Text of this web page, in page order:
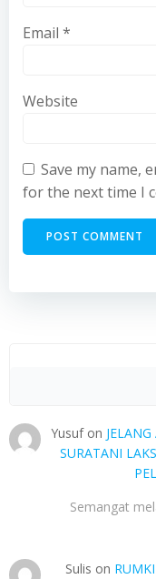
Email *
Website
Save my name,
for the next time I
Yusufon
SURATANI
Semangat
Sulis on